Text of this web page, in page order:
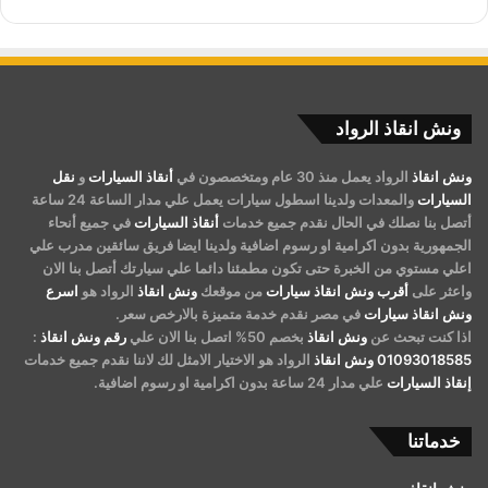
السريعة؟
نعم حيث تعتبر الطرق السريعة من اكثر الأماكن التي يحتاج فيها
الروادونش نجدة سياراتمتواجد على مدار الساعة لتغطية الطرق
السريعة والرئيسية.
فور تلقي طلباتانقاذ السياراتيتم توجيهاقرب ونش انقاذمن
موقعي01063144040او01093018585او01120018852
لتضمن وصولاسرع ونش انقاذ اوارخص ونش انقاذ او اقرب ونش
انقاذ
الي عملائنا في الطرق السريعة في غضون دقائق معدودة.
ما مدى سرعة استجابة فريقونش انقاذ
الرواد للحوادث؟
سياراتواقرب ونش انقاذ سيارات
السيارات
ونش انقاذ الرواد
ونش انقاذ الرواد يعمل منذ 30 عام ومتخصصون في أنقاذ السيارات و نقل
السيارات
والمعدات ولدينا اسطول سيارات يعمل علي مدار الساعة 24 ساعة
أتصل بنا نصلك في الحال نقدم جميع خدمات أنقاذ السيارات في جميع أنحاء
الجمهورية بدون اكرامية او رسوم اضافية ولدينا ايضا فريق سائقين مدرب علي
اعلي مستوي من الخبرة حتى تكون مطمئنا دائما علي سيارتك أتصل بنا الان
واعثر على أقرب ونش انقاذ سيارات من موقعك ونش انقاذ الرواد هو اسرع
ونش انقاذ سيارات في مصر نقدم خدمة متميزة بالارخص سعر.
اذا كنت تبحث عن ونش انقاذ بخصم 50% اتصل بنا الان علي رقم ونش انقاذ :
01093018585ونش انقاذ الرواد هو الاختيار الامثل لك لاننا نقدم جميع خدمات
إنقاذ السيارات علي مدار 24 ساعة بدون اكرامية او رسوم اضافية.
خدماتنا